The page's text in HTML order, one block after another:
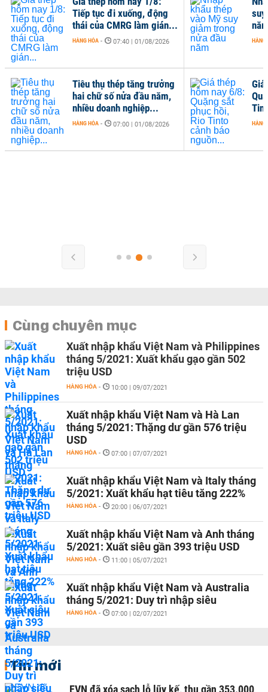
HÀNG
Tiếp tục đi xuống, động
thái của CMRG làm gián...
HÀNG HÓA - 07:40 | 01/08/2026
Tiêu thụ thép tăng trưởng
hai chữ số nửa đầu năm,
nhiều doanh nghiệp...
HÀNG HÓA - 07:00 | 01/08/2026
HÀNG
Cùng chuyên mục
Xuất nhập khẩu Việt Nam và Philippines
tháng 5/2021: Xuất khẩu gạo gần 502
triệu USD
HÀNG HÓA - 10:00 | 09/07/2021
Xuất nhập khẩu Việt Nam và Hà Lan
tháng 5/2021: Thặng dư gần 576 triệu
USD
HÀNG HÓA - 07:00 | 07/07/2021
Xuất nhập khẩu Việt Nam và Italy tháng
5/2021: Xuất khẩu hạt tiêu tăng 222%
HÀNG HÓA - 20:00 | 06/07/2021
Xuất nhập khẩu Việt Nam và Anh tháng
5/2021: Xuất siêu gần 393 triệu USD
HÀNG HÓA - 11:00 | 05/07/2021
Xuất nhập khẩu Việt Nam và Australia
tháng 5/2021: Duy trì nhập siêu
HÀNG HÓA - 07:00 | 02/07/2021
Tin mới
EVN đã xóa sạch lỗ lũy kế, thu gần 353.000